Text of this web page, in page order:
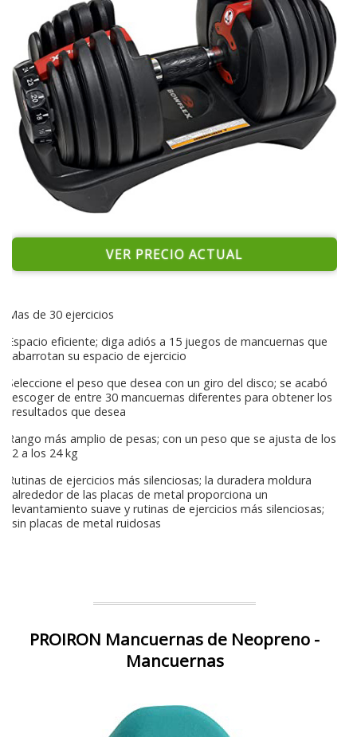
VER PRECIO ACTUAL
Mas de 30 ejercicios
Espacio eficiente; diga adiós a 15 juegos de mancuernas que
abarrotan su espacio de ejercicio
Seleccione el peso que desea con un giro del disco; se acabó
escoger de entre 30 mancuernas diferentes para obtener los
resultados que desea
Rango más amplio de pesas; con un peso que se ajusta de los
2 a los 24 kg
Rutinas de ejercicios más silenciosas; la duradera moldura
alrededor de las placas de metal proporciona un
levantamiento suave y rutinas de ejercicios más silenciosas;
sin placas de metal ruidosas
PROIRON Mancuernas de Neopreno -
Mancuernas